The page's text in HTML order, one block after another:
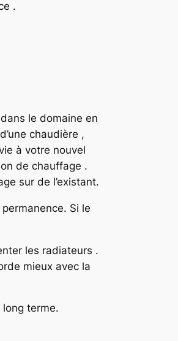
.
le domaine en
chaudière ,
à votre nouvel
de chauffage .
sur de l’existant.
Si le
les radiateurs .
mieux avec la
terme.